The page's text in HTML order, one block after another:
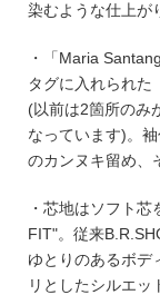
染むような仕上が
・「Maria
タグに入れられた
(以前は2箇所のみ
なっています)。
のカンヌキ留め、
・芯地はソフト
FIT"。従来
ゆとりのあるボデ
リとしたシルエッ